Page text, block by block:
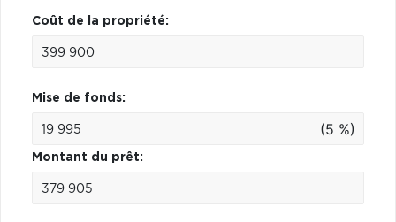
Coût de la propriété:
Mise de fonds:
(5 %)
Montant du prêt: